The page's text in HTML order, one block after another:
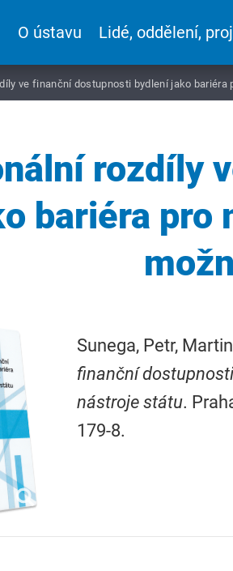
O ústavu Lidé, oddělení,
ve finanční dostupnosti bydlení jako
rozdíly
bariéra pro
Sunega, Petr,
finanční
nástroje státu.
179-8.